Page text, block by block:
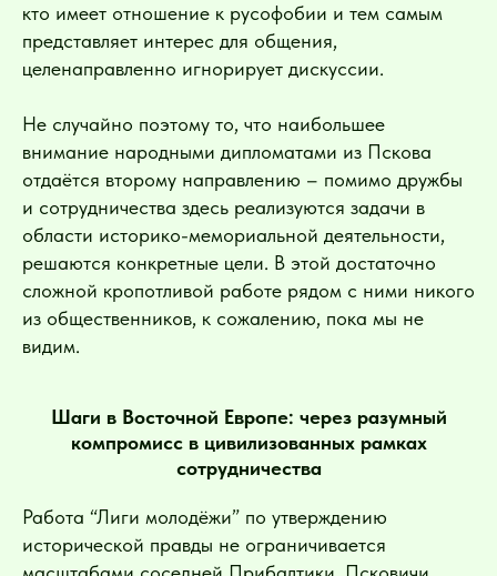
кто имеет отношение к русофобии и тем самым
представляет интерес для общения,
целенаправленно игнорирует дискуссии.
Не случайно поэтому то, что наибольшее
внимание народными дипломатами из Пскова
отдаётся второму направлению – помимо дружбы
и сотрудничества здесь реализуются задачи в
области историко-мемориальной деятельности,
решаются конкретные цели. В этой достаточно
сложной кропотливой работе рядом с ними никого
из общественников, к сожалению, пока мы не
видим.
Шаги в Восточной Европе: через разумный
компромисс в цивилизованных рамках
сотрудничества
Работа “Лиги молодёжи” по утверждению
исторической правды не ограничивается